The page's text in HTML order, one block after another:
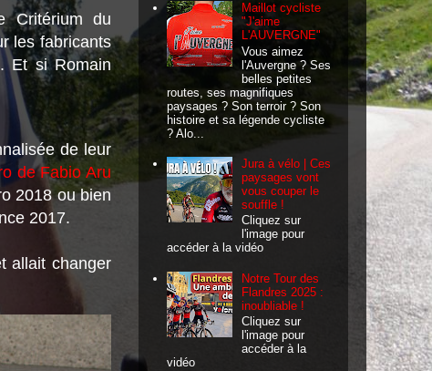
Critérium du
les fabricants
Et si Romain
de leur
de Fabio Aru
2018 ou bien
2017.
allait changer
Maillot cycliste
"J'aime
L'AUVERGNE"
Vous aimez
l'Auvergne ? Ses
belles petites
routes, ses magnifiques
paysages ? Son terroir ? Son
histoire et sa légende cycliste
? Alo...
Jura à vélo | Ces
paysages vont
vous couper le
souffle !
Cliquez sur
l'image pour
accéder à la vidéo
Notre Tour des
Flandres 2025 :
inoubliable !
Cliquez sur
l'image pour
accéder à la
vidéo